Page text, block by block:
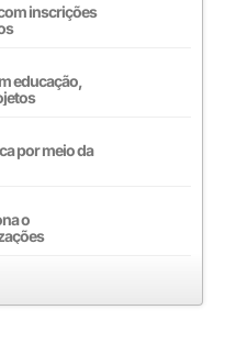
inscrições
educação,
por meio da
o